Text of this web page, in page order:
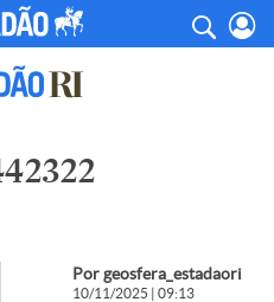
Por geosfera_estadaori
10/11/2025 | 09:13